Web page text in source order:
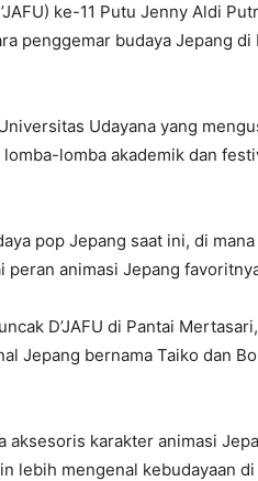
ke-11 Putu Jenny Aldi
penggemar budaya Jepang di
Udayana yang
lomba akademik dan
pop Jepang saat ini, di mana
animasi Jepang
D’JAFU di Pantai Mertasari,
Jepang bernama Taiko dan
aksesoris karakter animasi
lebih mengenal kebudayaan